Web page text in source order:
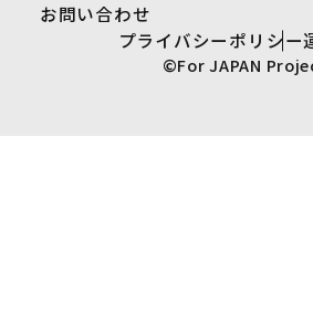
お問い合わせ
プライバシーポリシー
©For JAPAN